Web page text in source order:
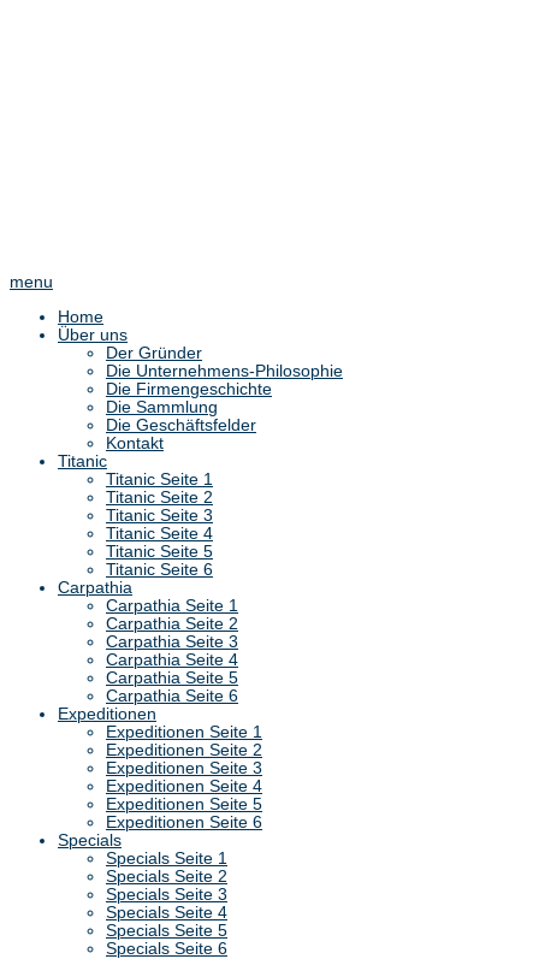
menu
Home
Über uns
Der Gründer
Die Unternehmens-Philosophie
Die Firmengeschichte
Die Sammlung
Die Geschäftsfelder
Kontakt
Titanic
Titanic Seite 1
Titanic Seite 2
Titanic Seite 3
Titanic Seite 4
Titanic Seite 5
Titanic Seite 6
Carpathia
Carpathia Seite 1
Carpathia Seite 2
Carpathia Seite 3
Carpathia Seite 4
Carpathia Seite 5
Carpathia Seite 6
Expeditionen
Expeditionen Seite 1
Expeditionen Seite 2
Expeditionen Seite 3
Expeditionen Seite 4
Expeditionen Seite 5
Expeditionen Seite 6
Specials
Specials Seite 1
Specials Seite 2
Specials Seite 3
Specials Seite 4
Specials Seite 5
Specials Seite 6